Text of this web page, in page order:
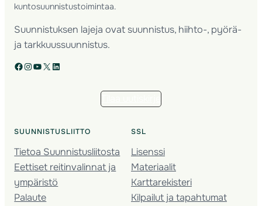
kuntosuunnistustoimintaa.
Suunnistuksen lajeja ovat suunnistus, hiihto-, pyörä-
ja tarkkuussuunnistus.
Facebook Instagram YouTube X LinkedIn
SUUNNISTUSLIITTO
Tietoa Suunnistusliitosta
Eettiset reitinvalinnat ja
ympäristö
Palaute
SSL
Lisenssi
Materiaalit
Karttarekisteri
Kilpailut ja tapahtumat